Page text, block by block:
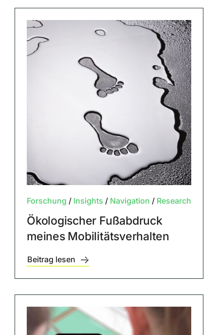
Forschung / Insights / Navigation / Research
Ökologischer Fußabdruck
meines Mobilitätsverhalten
Beitrag lesen